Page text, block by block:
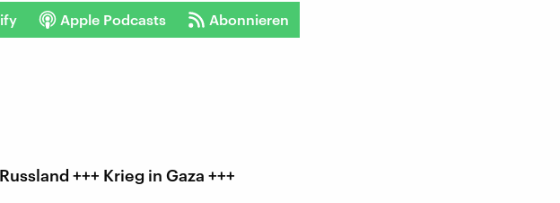
Apple Podcasts Abonnieren
+++ Krieg in Gaza +++